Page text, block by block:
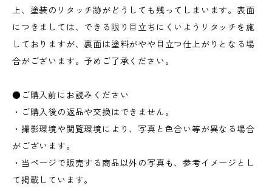
上、塗装のリタッチ跡がどうしても残ってしまいます。表面
につきましては、できる限り目立ちにくいようリタッチを施
しておりますが、裏面は塗料がやや目立つ仕上がりとなる場
合がございます。予めご了承ください。
●ご購入前にお読みください
・ご購入後の返品や交換はできません。
・撮影環境や閲覧環境により、写真と色合い等が異なる場合
がございます。
・当ページで販売する商品以外の写真も、参考イメージとし
て掲載しています。